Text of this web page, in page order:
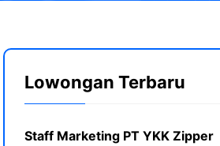
Lowongan Terbaru
Staff Marketing PT YKK Zipper